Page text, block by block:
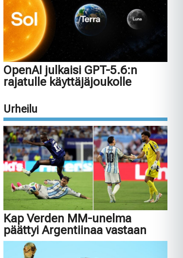
OpenAI julkaisi GPT-5.6:n
rajatulle käyttäjäjoukolle
Urheilu
Kap Verden MM-unelma
päättyi Argentiinaa vastaan